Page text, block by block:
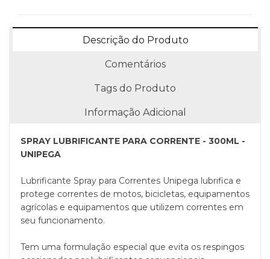
Descrição do Produto
Comentários
Tags do Produto
Informação Adicional
SPRAY LUBRIFICANTE PARA CORRENTE - 300ML -
UNIPEGA
Lubrificante Spray para Correntes Unipega lubrifica e
protege correntes de motos, bicicletas, equipamentos
agrícolas e equipamentos que utilizem correntes em
seu funcionamento.
Tem uma formulação especial que evita os respingos